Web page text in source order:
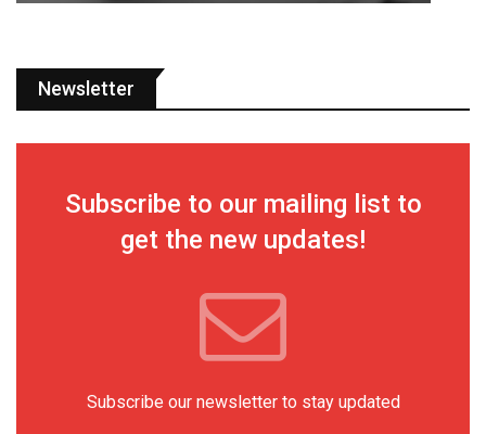
Newsletter
Subscribe to our mailing list to
get the new updates!
Subscribe our newsletter to stay updated